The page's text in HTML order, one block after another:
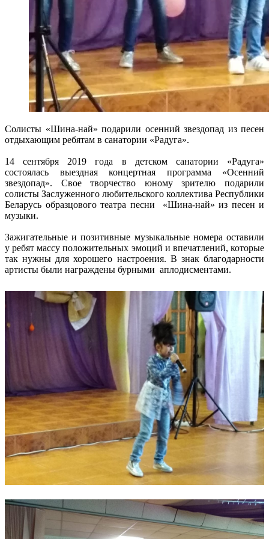
Солисты «Шина-най» подарили осенний звездопад из песен
отдыхающим ребятам в санатории «Радуга».
14 сентября 2019 года в детском санатории «Радуга»
состоялась выездная концертная программа «Осенний
звездопад». Свое творчество юному зрителю подарили
солисты Заслуженного любительского коллектива Республики
Беларусь образцового театра песни «Шина-най» из песен и
музыки.
Зажигательные и позитивные музыкальные номера оставили
у ребят массу положительных эмоций и впечатлений, которые
так нужны для хорошего настроения. В знак благодарности
артисты были награждены бурными аплодисментами.